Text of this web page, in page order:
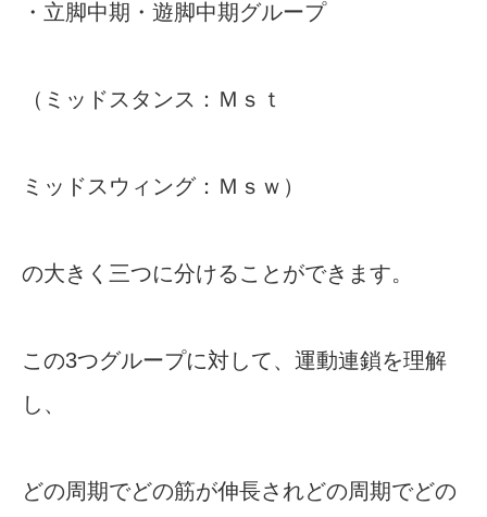
・立脚中期・遊脚中期グループ
（ミッドスタンス：Ｍｓｔ
ミッドスウィング：Ｍｓｗ）
の大きく三つに分けることができます。
この3つグループに対して、運動連鎖を理解
し、
どの周期でどの筋が伸長されどの周期でどの